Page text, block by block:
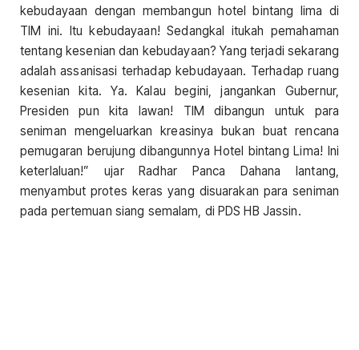
kebudayaan dengan membangun hotel bintang lima di
TIM ini. Itu kebudayaan! Sedangkal itukah pemahaman
tentang kesenian dan kebudayaan? Yang terjadi sekarang
adalah assanisasi terhadap kebudayaan. Terhadap ruang
kesenian kita. Ya. Kalau begini, jangankan Gubernur,
Presiden pun kita lawan! TIM dibangun untuk para
seniman mengeluarkan kreasinya bukan buat rencana
pemugaran berujung dibangunnya Hotel bintang Lima! Ini
keterlaluan!” ujar Radhar Panca Dahana lantang,
menyambut protes keras yang disuarakan para seniman
pada pertemuan siang semalam, di PDS HB Jassin.